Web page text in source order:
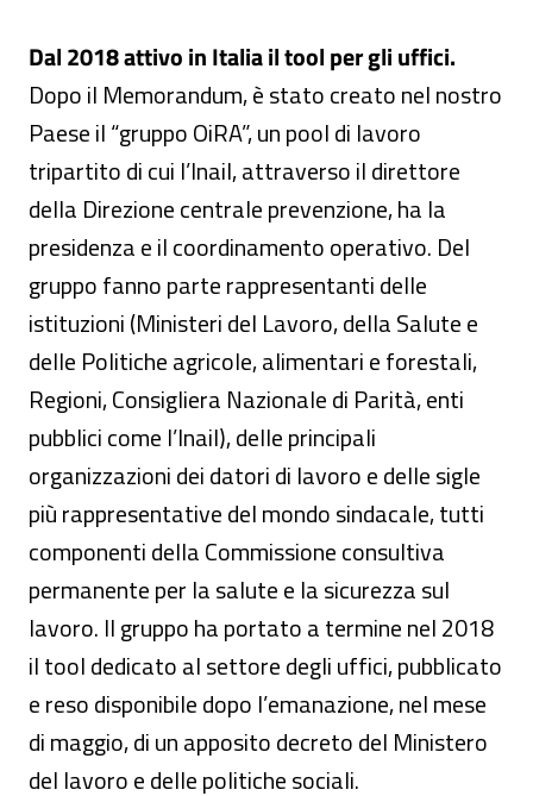
Dal 2018 attivo in Italia il tool per gli uffici.
Dopo il Memorandum, è stato creato nel nostro
Paese il “gruppo OiRA”, un pool di lavoro
tripartito di cui l’Inail, attraverso il direttore
della Direzione centrale prevenzione, ha la
presidenza e il coordinamento operativo. Del
gruppo fanno parte rappresentanti delle
istituzioni (Ministeri del Lavoro, della Salute e
delle Politiche agricole, alimentari e forestali,
Regioni, Consigliera Nazionale di Parità, enti
pubblici come l’Inail), delle principali
organizzazioni dei datori di lavoro e delle sigle
più rappresentative del mondo sindacale, tutti
componenti della Commissione consultiva
permanente per la salute e la sicurezza sul
lavoro. Il gruppo ha portato a termine nel 2018
il tool dedicato al settore degli uffici, pubblicato
e reso disponibile dopo l’emanazione, nel mese
di maggio, di un apposito decreto del Ministero
del lavoro e delle politiche sociali.